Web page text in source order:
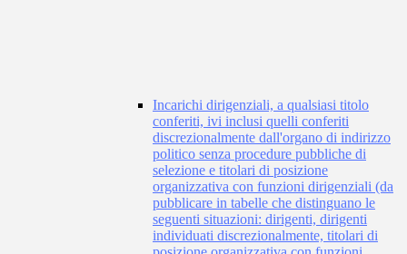
Incarichi dirigenziali, a qualsiasi titolo
conferiti, ivi inclusi quelli conferiti
discrezionalmente dall'organo di indirizzo
politico senza procedure pubbliche di
selezione e titolari di posizione
organizzativa con funzioni dirigenziali (da
pubblicare in tabelle che distinguano le
seguenti situazioni: dirigenti, dirigenti
individuati discrezionalmente, titolari di